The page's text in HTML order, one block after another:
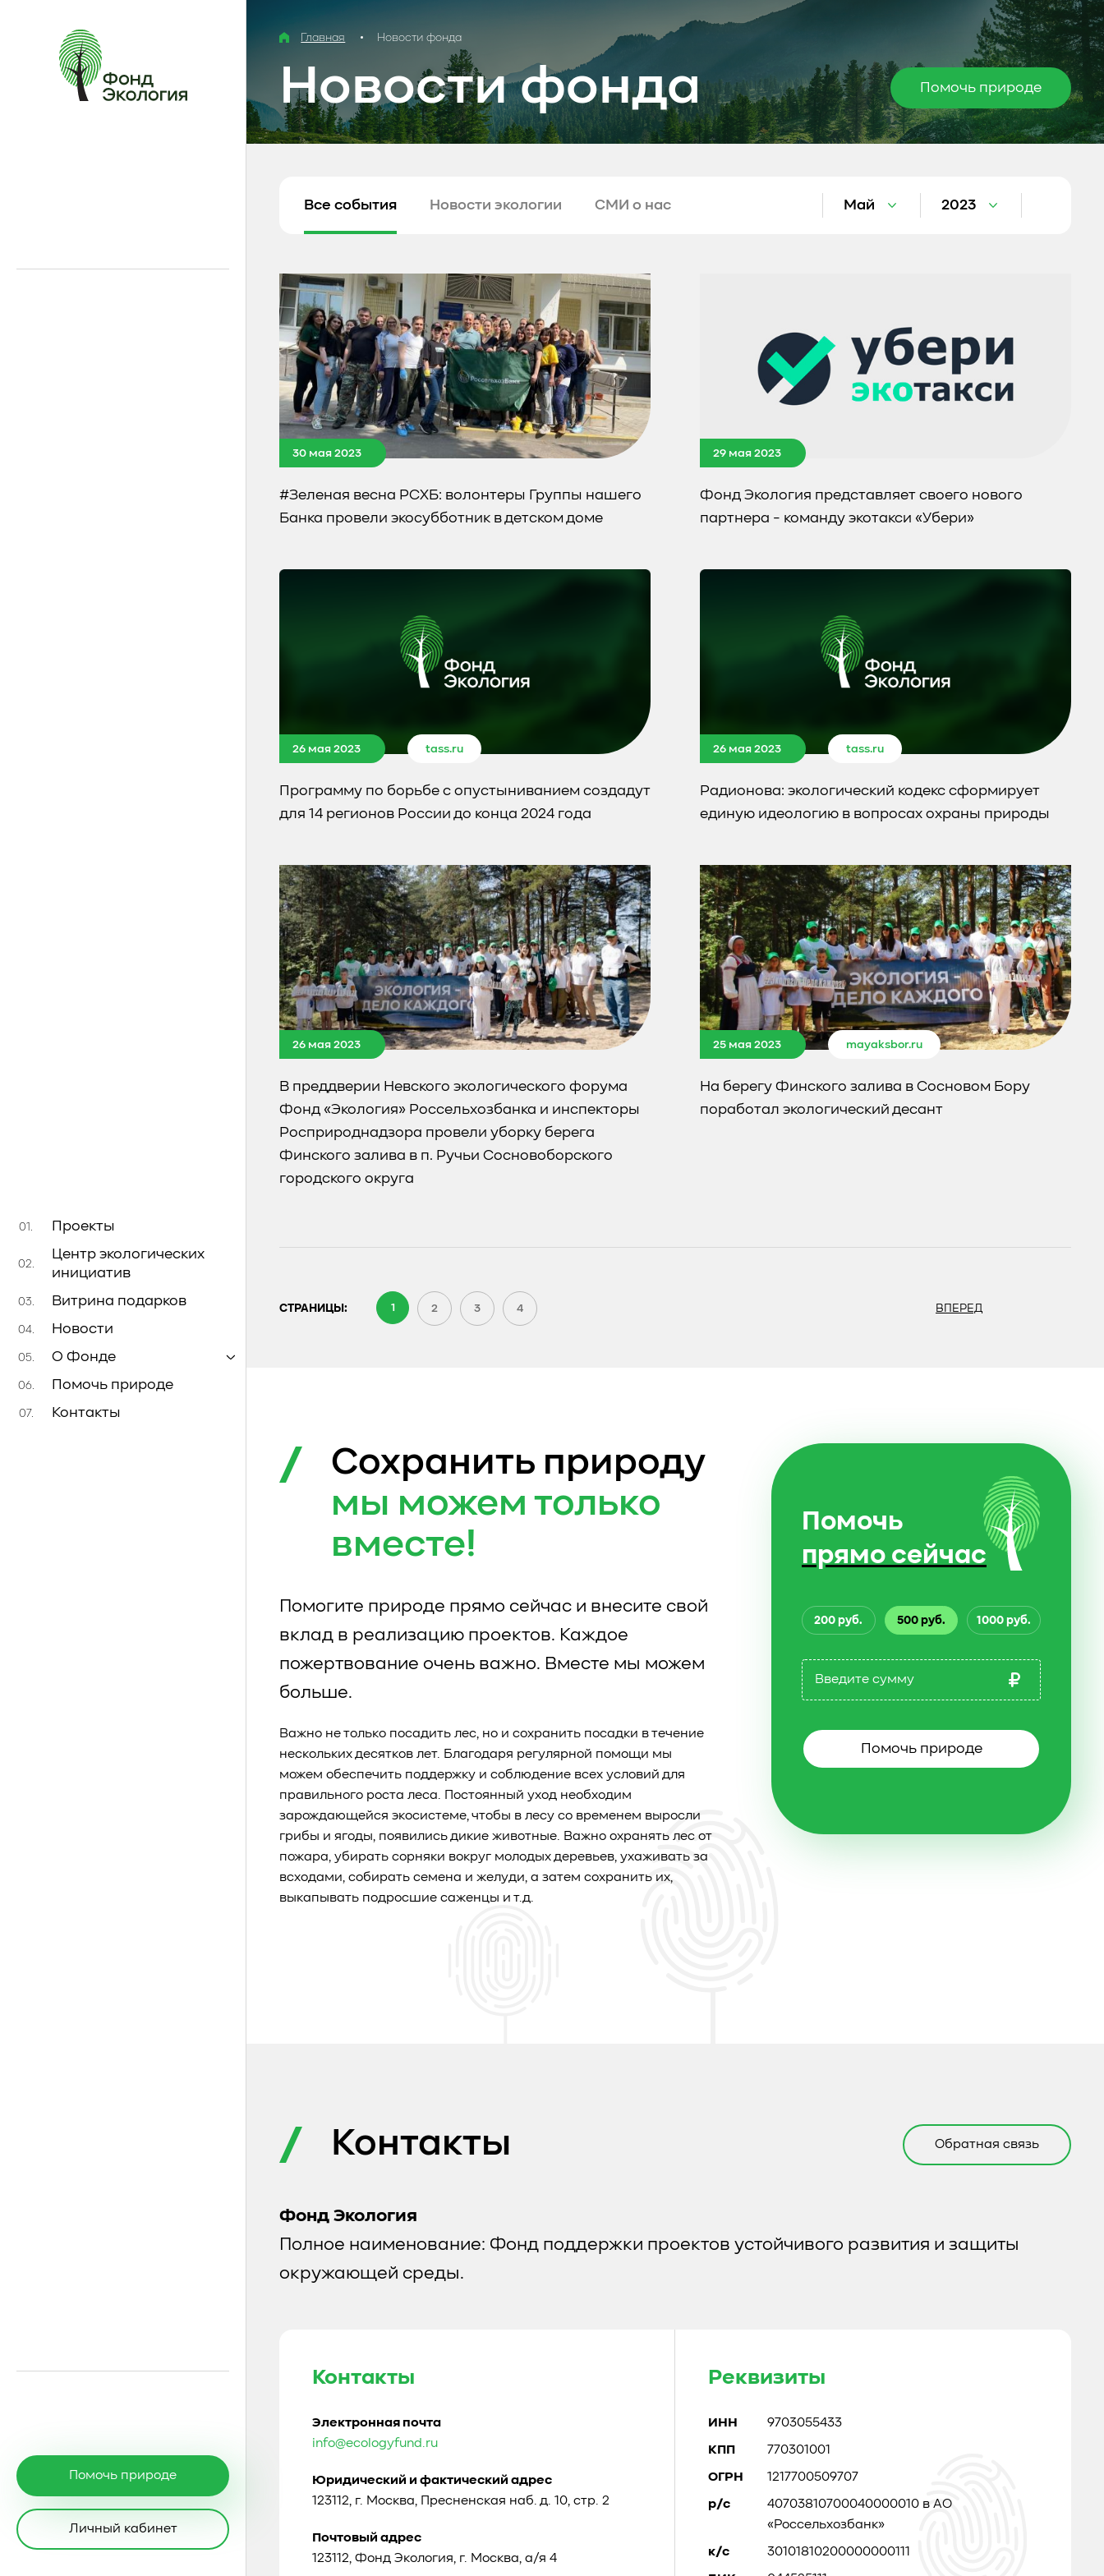
01. Проекты
02.
Центр экологических
инициатив
03. Витрина подарков
04. Новости
05. О Фонде
06. Помочь природе
07. Контакты
Помочь природе
Личный кабинет
Главная Новости фонда
Новости фонда Помочь природе
Все события Новости экологии СМИ о нас Май 2023
30 мая 2023
#Зеленая весна РСХБ: волонтеры Группы нашего
Банка провели экосубботник в детском доме
29 мая 2023
Фонд Экология представляет своего нового
партнера - команду экотакси «Убери»
26 мая 2023 tass.ru
Программу по борьбе с опустыниванием создадут
для 14 регионов России до конца 2024 года
26 мая 2023 tass.ru
Радионова: экологический кодекс сформирует
единую идеологию в вопросах охраны природы
26 мая 2023
В преддверии Невского экологического форума
Фонд «Экология» Россельхозбанка и инспекторы
Росприроднадзора провели уборку берега
Финского залива в п. Ручьи Сосновоборского
городского округа
25 мая 2023 mayaksbor.ru
На берегу Финского залива в Сосновом Бору
поработал экологический десант
СТРАНИЦЫ: 1 2 3 4 ВПЕРЕД
Сохранить природу
мы можем только
вместе!
Помогите природе прямо сейчас и внесите свой
вклад в реализацию проектов. Каждое
пожертвование очень важно. Вместе мы можем
больше.
Важно не только посадить лес, но и сохранить посадки в течение
нескольких десятков лет. Благодаря регулярной помощи мы
можем обеспечить поддержку и соблюдение всех условий для
правильного роста леса. Постоянный уход необходим
зарождающейся экосистеме, чтобы в лесу со временем выросли
грибы и ягоды, появились дикие животные. Важно охранять лес от
пожара, убирать сорняки вокруг молодых деревьев, ухаживать за
всходами, собирать семена и желуди, а затем сохранить их,
выкапывать подросшие саженцы и т.д.
Помочь
прямо сейчас
200 руб. 500 руб. 1000 руб.
Помочь природе
Контакты Обратная связь
Фонд Экология
Полное наименование: Фонд поддержки проектов устойчивого развития и защиты
окружающей среды.
Контакты
Электронная почта
info@ecologyfund.ru
Юридический и фактический адрес
123112, г. Москва, Пресненская наб. д. 10, стр. 2
Почтовый адрес
123112, Фонд Экология, г. Москва, а/я 4
Реквизиты
ИНН 9703055433
КПП 770301001
ОГРН 1217700509707
р/с
40703810700040000010 в АО
«Россельхозбанк»
к/с 30101810200000000111